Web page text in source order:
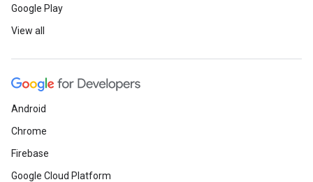
Google Play
View all
Android
Chrome
Firebase
Google Cloud Platform